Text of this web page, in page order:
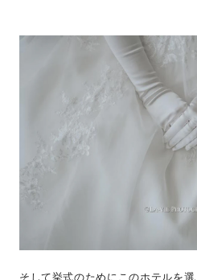
そして挙式のためにこのホテルを選